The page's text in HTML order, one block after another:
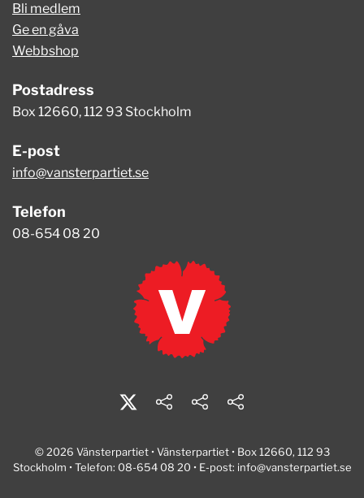
Bli medlem
Ge en gåva
Webbshop
Postadress
Box 12660, 112 93 Stockholm
E-post
info@vansterpartiet.se
Telefon
08-654 08 20
© 2026 Vänsterpartiet • Vänsterpartiet • Box 12660, 112 93
Stockholm • Telefon: 08-654 08 20 • E-post: info@vansterpartiet.se